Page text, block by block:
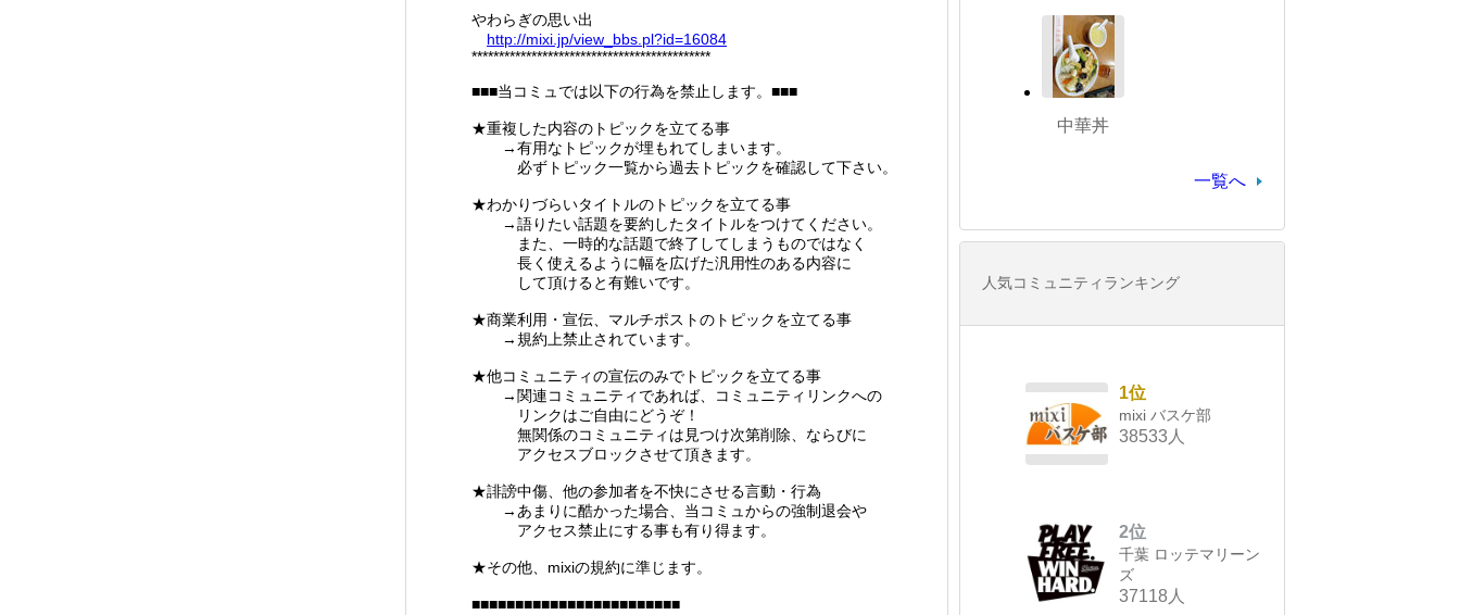
やわらぎの思い出
http://mixi.jp/view_bbs.pl?id=16084
********************************************
■■■当コミュでは以下の行為を禁止します。■■■
★重複した内容のトピックを立てる事
→有用なトピックが埋もれてしまいます。
必ずトピック一覧から過去トピックを確認して下さい。
★わかりづらいタイトルのトピックを立てる事
→語りたい話題を要約したタイトルをつけてください。
また、一時的な話題で終了してしまうものではなく
長く使えるように幅を広げた汎用性のある内容に
して頂けると有難いです。
★商業利用・宣伝、マルチポストのトピックを立てる事
→規約上禁止されています。
★他コミュニティの宣伝のみでトピックを立てる事
→関連コミュニティであれば、コミュニティリンクへの
リンクはご自由にどうぞ！
無関係のコミュニティは見つけ次第削除、ならびに
アクセスブロックさせて頂きます。
★誹謗中傷、他の参加者を不快にさせる言動・行為
→あまりに酷かった場合、当コミュからの強制退会や
アクセス禁止にする事も有り得ます。
★その他、mixiの規約に準じます。
■■■■■■■■■■■■■■■■■■■■■■■■
中華丼
一覧へ
人気コミュニティランキング
1位
mixi バスケ部
38533人
2位
千葉 ロッテマリーン
ズ
37118人